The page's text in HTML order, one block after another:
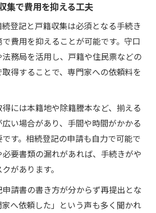
集で費用を抑える工夫
登記と戸籍収集は必須となる手続き
費用を抑えることが可能です。守口
務局を活用し、戸籍や住民票などの
得することで、専門家への依頼料を
には本籍地や除籍謄本など、揃える
い場合があり、手間や時間がかかる
す。相続登記の申請も自力で可能で
要書類の漏れがあれば、手続きがや
があります。
請書の書き方が分からず再提出とな
へ依頼した」という声も多く聞かれ